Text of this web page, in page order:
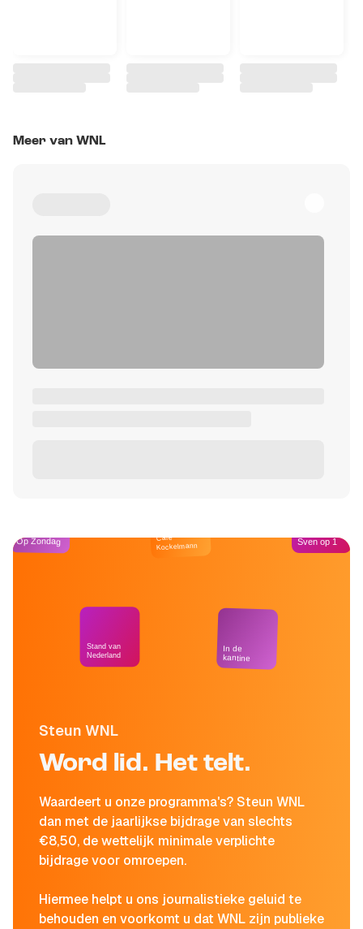
Meer van WNL
Steun WNL
Word lid. Het telt.
Waardeert u onze programma's? Steun WNL
dan met de jaarlijkse bijdrage van slechts
€8,50, de wettelijk minimale verplichte
bijdrage voor omroepen.
Hiermee helpt u ons journalistieke geluid te
behouden en voorkomt u dat WNL zijn publieke
Op Zondag
Stand van
Nederland
Café
Kockelmann
In de
kantine
Sven op 1